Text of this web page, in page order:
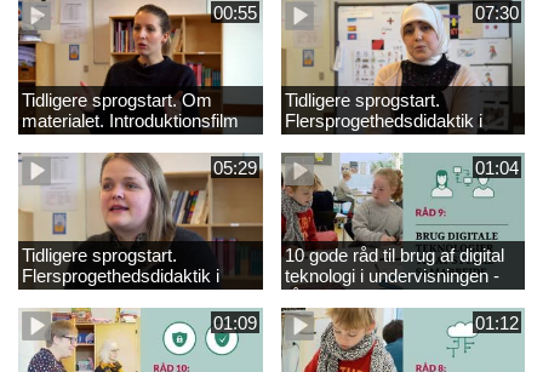
00:55
Tidligere sprogstart. Om
materialet. Introduktionsfilm
07:30
Tidligere sprogstart.
Flersprogethedsdidaktik i
fransk og tysk
05:29
Tidligere sprogstart.
Flersprogethedsdidaktik i
engelsk
01:04
10 gode råd til brug af digital
teknologi i undervisningen -
råd 9
01:09
01:12